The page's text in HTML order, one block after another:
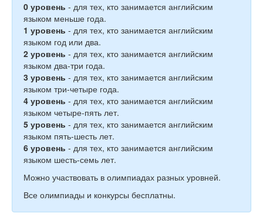
Учитель
0 уровень - для тех, кто занимается английским
языком меньше года.
1 уровень - для тех, кто занимается английским
языком год или два.
2 уровень - для тех, кто занимается английским
языком два-три года.
3 уровень - для тех, кто занимается английским
языком три-четыре года.
4 уровень - для тех, кто занимается английским
языком четыре-пять лет.
5 уровень - для тех, кто занимается английским
языком пять-шесть лет.
6 уровень - для тех, кто занимается английским
языком шесть-семь лет.
Можно участвовать в олимпиадах разных уровней.
Все олимпиады и конкурсы бесплатны.